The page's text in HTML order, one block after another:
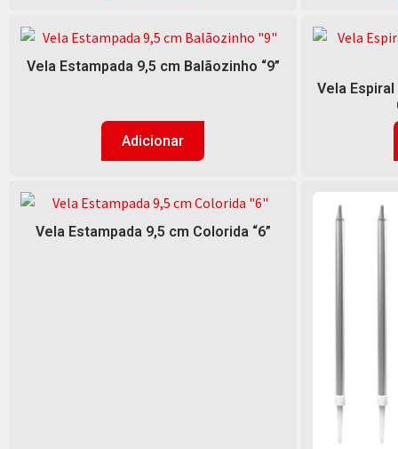
Vela Estampada 9,5 cm Balãozinho “9”
Adicionar
Vela
Vela Estampada 9,5 cm Colorida “6”